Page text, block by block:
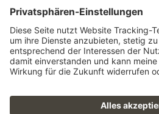
Jetzt abonnieren
FAQ